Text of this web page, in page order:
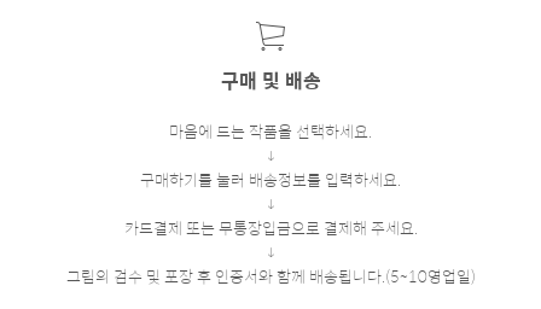
구매 및 배송
마음에 드는 작품을 선택하세요.
구매하기를 눌러 배송정보를 입력하세요.
카드결제 또는 무통장입금으로 결제해 주세요.
그림의 검수 및 포장 후 인증서와 함께 배송됩니다.(5~10영업일)